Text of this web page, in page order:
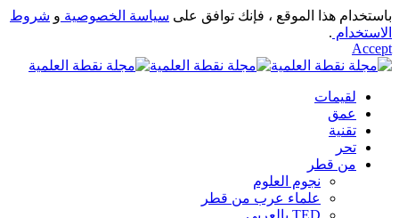
باستخدام هذا الموقع ، فإنك توافق على سياسة الخصوصية و شروط
الاستخدام .
Accept
لقيمات
عمق
تقنية
تحر
من قطر
نجوم العلوم
علماء عرب من قطر
TED بالعربي